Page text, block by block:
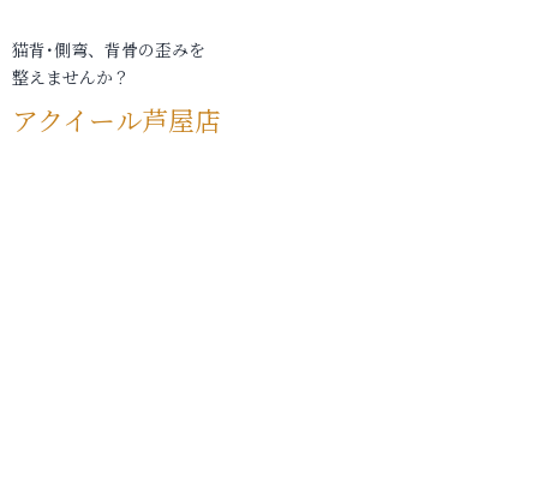
猫背･側弯、背骨の歪みを
整えませんか？
アクイール芦屋店